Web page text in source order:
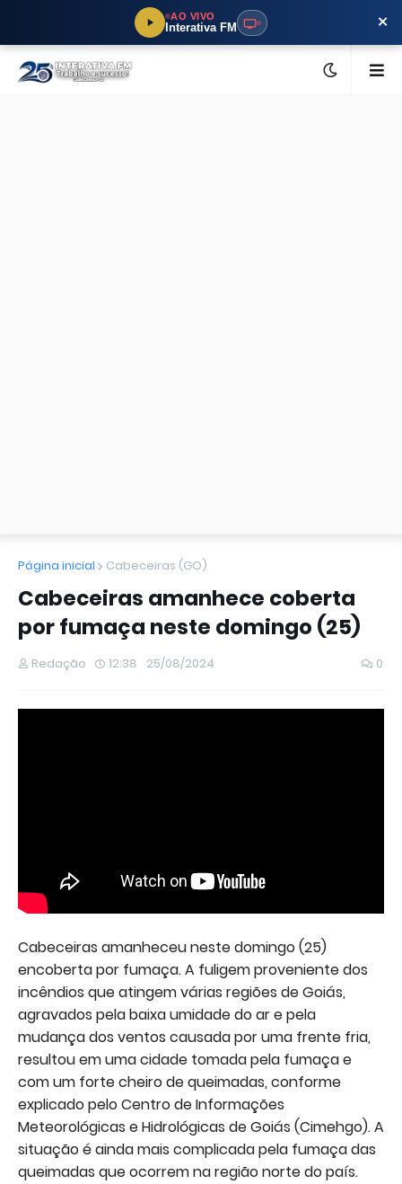
AO VIVO
Interativa FM ×
Página inicial Cabeceiras (GO)
Cabeceiras amanhece coberta
por fumaça neste domingo (25)
Redação 12:38 25/08/2024 0
Cabeceiras amanheceu neste domingo (25)
encoberta por fumaça. A fuligem proveniente dos
incêndios que atingem várias regiões de Goiás,
agravados pela baixa umidade do ar e pela
mudança dos ventos causada por uma frente fria,
resultou em uma cidade tomada pela fumaça e
com um forte cheiro de queimadas, conforme
explicado pelo Centro de Informações
Meteorológicas e Hidrológicas de Goiás (Cimehgo). A
situação é ainda mais complicada pela fumaça das
queimadas que ocorrem na região norte do país.